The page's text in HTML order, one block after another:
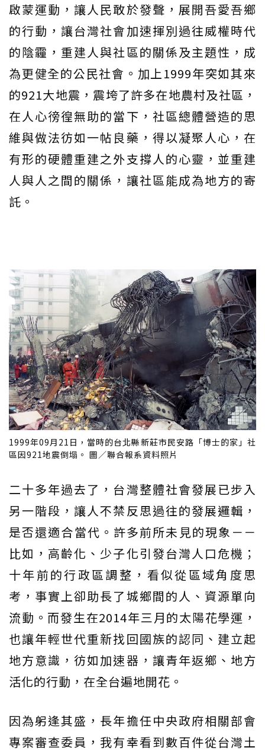
啟蒙運動，讓人民敢於發聲，展開吾愛吾鄉
的行動，讓台灣社會加速揮別過往威權時代
的陰霾，重建人與社區的關係及主題性，成
為更健全的公民社會。加上1999年突如其來
的921大地震，震垮了許多在地農村及社區，
在人心徬徨無助的當下，社區總體營造的思
維與做法彷如一帖良藥，得以凝聚人心，在
有形的硬體重建之外支撐人的心靈，並重建
人與人之間的關係，讓社區能成為地方的寄
託。
1999年09月21日，當時的台北縣新莊市民安路「博士的家」社
區因921地震倒塌。 圖／聯合報系資料照片
二十多年過去了，台灣整體社會發展已步入
另一階段，讓人不禁反思過往的發展邏輯，
是否還適合當代。許多前所未見的現象－－
比如，高齡化、少子化引發台灣人口危機；
十年前的行政區調整，看似從區域角度思
考，事實上卻助長了城鄉間的人、資源單向
流動。而發生在2014年三月的太陽花學運，
也讓年輕世代重新找回國族的認同、建立起
地方意識，彷如加速器，讓青年返鄉、地方
活化的行動，在全台遍地開花。
因為躬逢其盛，長年擔任中央政府相關部會
專案審查委員，我有幸看到數百件從台灣土